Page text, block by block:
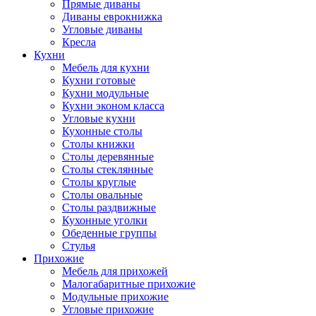
Прямые диваны
Диваны еврокнижка
Угловые диваны
Кресла
Кухни
Мебель для кухни
Кухни готовые
Кухни модульные
Кухни эконом класса
Угловые кухни
Кухонные столы
Столы книжки
Столы деревянные
Столы стеклянные
Столы круглые
Столы овальные
Столы раздвижные
Кухонные уголки
Обеденные группы
Стулья
Прихожие
Мебель для прихожей
Малогабаритные прихожие
Модульные прихожие
Угловые прихожие